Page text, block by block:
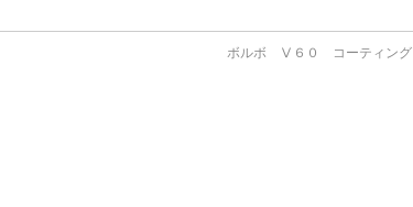
ボルボ Ⅴ６０ コーティング